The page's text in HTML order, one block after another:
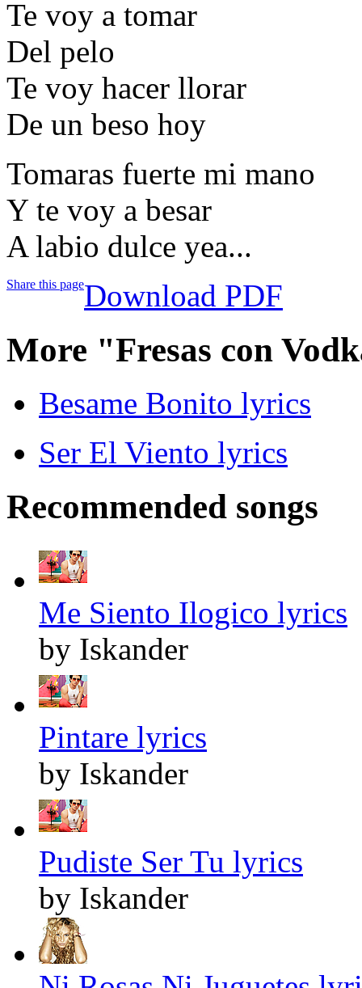
Te voy a tomar
Del pelo
Te voy hacer llorar
De un beso hoy
Tomaras fuerte mi mano
Y te voy a besar
A labio dulce yea...
Share this pageDownload PDF
More "Fresas con
Besame Bonito lyrics
Ser El Viento lyrics
Recommended songs
Me Siento Ilogico lyrics
by Iskander
Pintare lyrics
by Iskander
Pudiste Ser Tu lyrics
by Iskander